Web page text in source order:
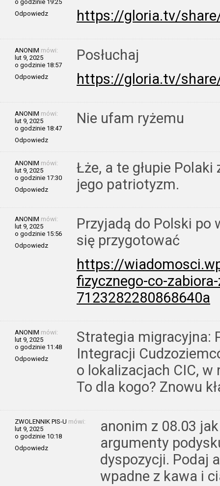
o godzinie 19:25
Odpowiedz
https://gloria.tv/
ANONIM mówi:
lut 9, 2025
o godzinie 18:57
Odpowiedz
Posłuchaj
https://gloria.tv/share/
ANONIM mówi:
lut 9, 2025
o godzinie 18:47
Odpowiedz
Nie ufam ryżemu
ANONIM mówi:
lut 9, 2025
o godzinie 17:30
Odpowiedz
Łże, a te głupie
jego patriotyzm.
ANONIM mówi:
lut 9, 2025
o godzinie 15:56
Odpowiedz
Przyjadą do Polski po
się przygotować
https://
fizycznego-co-
7123282280868640a
ANONIM mówi:
lut 9, 2025
o godzinie 11:48
Odpowiedz
Strategia migracyjna:
Integracji
o lokalizacjach CIC,
To dla kogo? Znowu
ZWOLENNIK PIS-U mówi:
lut 9, 2025
o godzinie 10:18
Odpowiedz
anonim z 08.03
argumenty
dyspozycji. Podaj
wpadne z kawa i